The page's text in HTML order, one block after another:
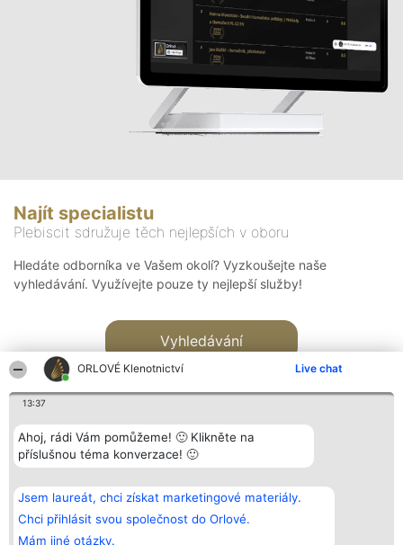
ORLOVÉ Klenotnictví Live chat
13:37
Ahoj, rádi Vám pomůžeme! 🙂 Klikněte na
příslušnou téma konverzace! 🙂
Jsem laureát, chci získat marketingové materiály.
Chci přihlásit svou společnost do Orlové.
Mám jiné otázky.
Najít specialistu
Plebiscit sdružuje těch nejlepších v oboru
Hledáte odborníka ve Vašem okolí? Vyzkoušejte naše
vyhledávání. Využívejte pouze ty nejlepší služby!
Vyhledávání
Bright Side Solutions sp. z o.
o. sp. k.
ul. Ruska 22
Wrocław 50-079
KRS 0000749100 | Regon
Vítězové
Seznam všech
laureátů
Zásady
Kontakt